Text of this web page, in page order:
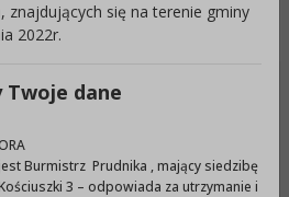
Czytaj tekst
znajdujących się na terenie gminy
2022r.
Twoje dane
Burmistrz Prudnika , mający siedzibę
3 – odpowiada za utrzymanie i